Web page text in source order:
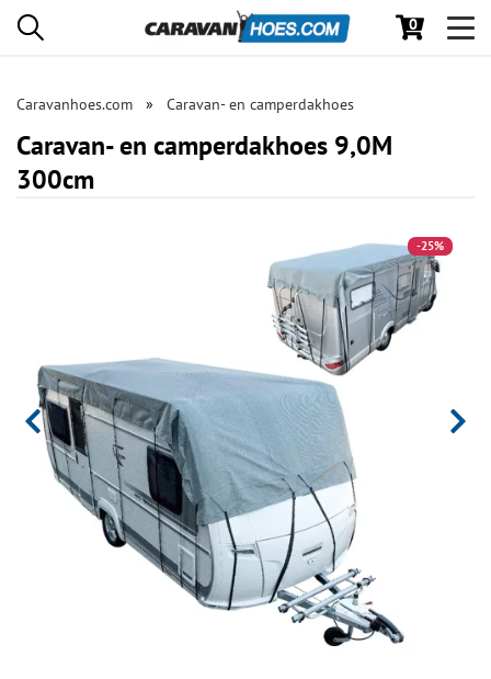
0
Caravanhoes.com Caravan- en camperdakhoes
Caravan- en camperdakhoes 9,0M
300cm
-25%